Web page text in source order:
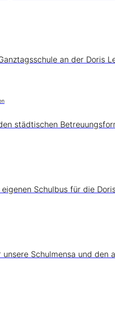
an der Doris
städtischen
Schulbus für die
Schulmensa und den